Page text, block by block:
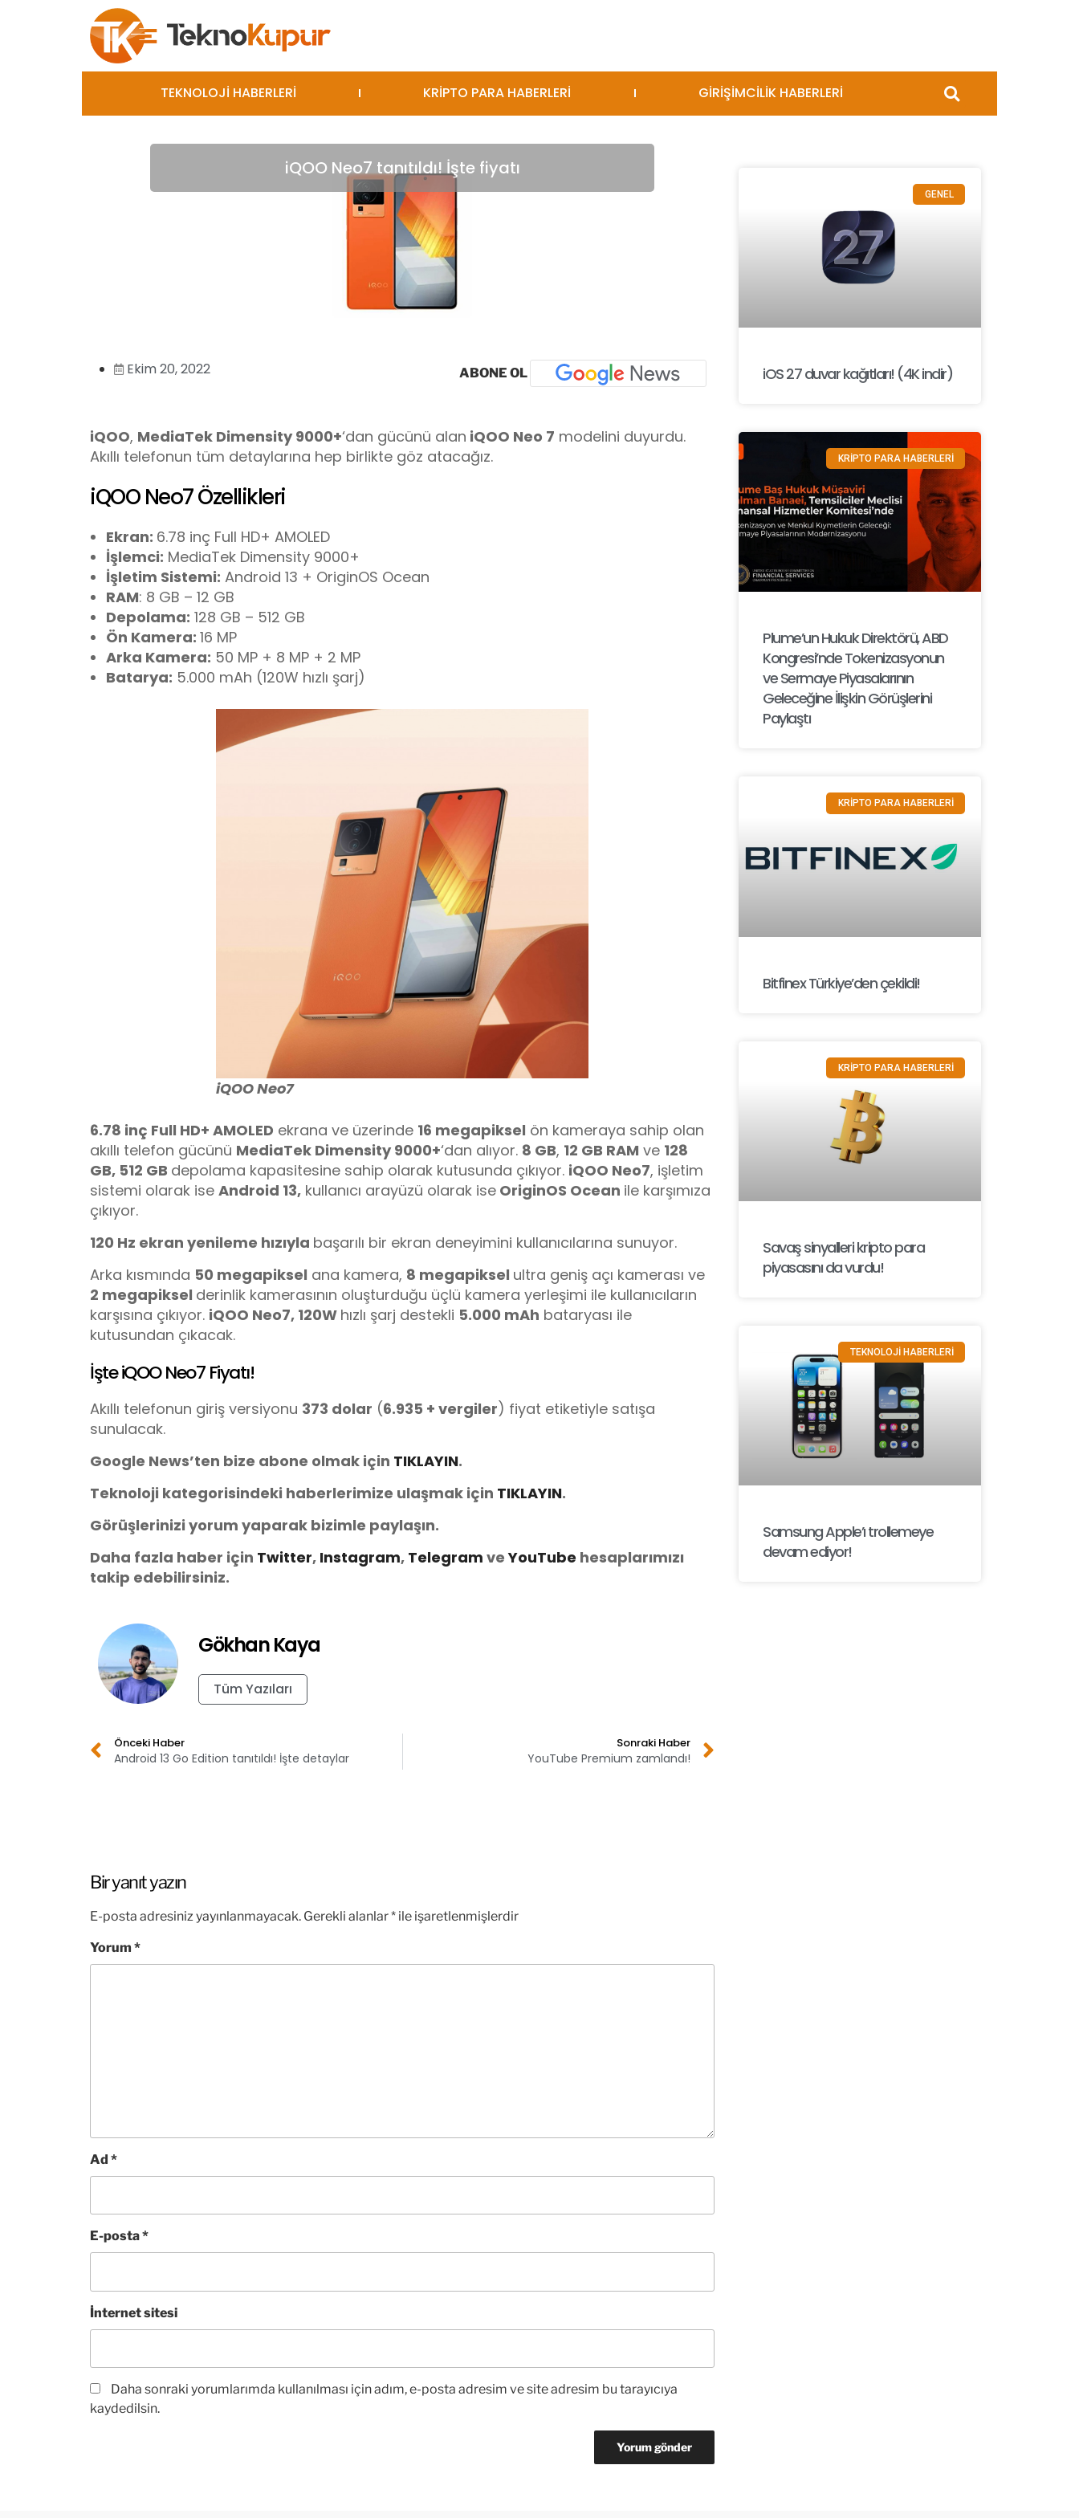
TEKNOLOJİ HABERLERİ KRİPTO PARA HABERLERİ GİRİŞİMCİLİK HABERLERİ
iQOO Neo7 tanıtıldı! İşte fiyatı
Ekim 20, 2022 ABONE OL
iQOO, MediaTek Dimensity 9000+‘dan gücünü alan iQOO Neo 7 modelini duyurdu.
Akıllı telefonun tüm detaylarına hep birlikte göz atacağız.
iQOO Neo7 Özellikleri
Ekran: 6.78 inç Full HD+ AMOLED
İşlemci: MediaTek Dimensity 9000+
İşletim Sistemi: Android 13 + OriginOS Ocean
RAM: 8 GB – 12 GB
Depolama: 128 GB – 512 GB
Ön Kamera: 16 MP
Arka Kamera: 50 MP + 8 MP + 2 MP
Batarya: 5.000 mAh (120W hızlı şarj)
iQOO Neo7
6.78 inç Full HD+ AMOLED ekrana ve üzerinde 16 megapiksel ön kameraya sahip olan
akıllı telefon gücünü MediaTek Dimensity 9000+‘dan alıyor. 8 GB, 12 GB RAM ve 128
GB, 512 GB depolama kapasitesine sahip olarak kutusunda çıkıyor. iQOO Neo7, işletim
sistemi olarak ise Android 13, kullanıcı arayüzü olarak ise OriginOS Ocean ile karşımıza
çıkıyor.
120 Hz ekran yenileme hızıyla başarılı bir ekran deneyimini kullanıcılarına sunuyor.
Arka kısmında 50 megapiksel ana kamera, 8 megapiksel ultra geniş açı kamerası ve
2 megapiksel derinlik kamerasının oluşturduğu üçlü kamera yerleşimi ile kullanıcıların
karşısına çıkıyor. iQOO Neo7, 120W hızlı şarj destekli 5.000 mAh bataryası ile
kutusundan çıkacak.
İşte iQOO Neo7 Fiyatı!
Akıllı telefonun giriş versiyonu 373 dolar (6.935 + vergiler) fiyat etiketiyle satışa
sunulacak.
Google News’ten bize abone olmak için TIKLAYIN.
Teknoloji kategorisindeki haberlerimize ulaşmak için TIKLAYIN.
Görüşlerinizi yorum yaparak bizimle paylaşın.
Daha fazla haber için Twitter, Instagram, Telegram veYouTube hesaplarımızı
takip edebilirsiniz.
Gökhan Kaya
Tüm Yazıları
Önceki Haber
Android 13 Go Edition tanıtıldı! İşte detaylar
Sonraki Haber
YouTube Premium zamlandı!
Bir yanıt yazın
E-posta adresiniz yayınlanmayacak. Gerekli alanlar* ile işaretlenmişlerdir
Yorum *
Ad *
E-posta*
İnternet sitesi
Daha sonraki yorumlarımda kullanılması için adım, e-posta adresim ve site adresim bu tarayıcıya
kaydedilsin.
GENEL
iOS 27 duvar kağıtları! (4K indir)
KRİPTO PARA HABERLERİ
Plume’un Hukuk Direktörü, ABD
Kongresi’nde Tokenizasyonun
ve Sermaye Piyasalarının
Geleceğine İlişkin Görüşlerini
Paylaştı
KRİPTO PARA HABERLERİ
Bitfinex Türkiye’den çekildi!
KRİPTO PARA HABERLERİ
Savaş sinyalleri kripto para
piyasasını da vurdu!
TEKNOLOJİ HABERLERİ
Samsung Apple’ı trollemeye
devam ediyor!